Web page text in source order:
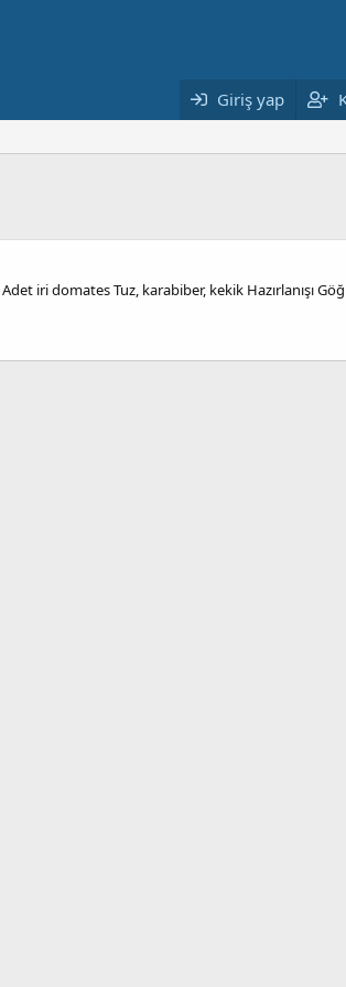
Giriş yap
iri domates Tuz, karabiber, kekik Hazırlanışı